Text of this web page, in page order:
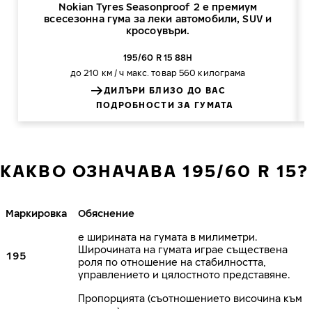
Nokian Tyres Seasonproof 2 е премиум
всесезонна гума за леки автомобили, SUV и
кросоувъри.
195/60 R 15 88H
до 210 км / ч макс. товар 560 килограма
ДИЛЪРИ БЛИЗО ДО ВАС
ПОДРОБНОСТИ ЗА ГУМАТА
КАКВО ОЗНАЧАВА 195/60 R 15?
Маркировка Обяснение
195
е ширината на гумата в милиметри.
Широчината на гумата играе съществена
роля по отношение на стабилността,
управлението и цялостното представяне.
Пропорцията (съотношението височина към